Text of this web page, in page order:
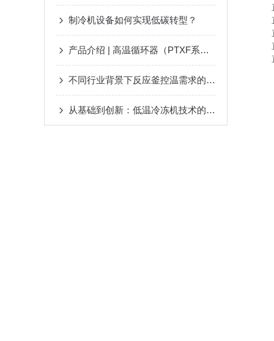
制冷机设备如何实现低碳转型？
产品介绍 | 高温循环器（PTXF系列）
不同行业背景下反应釜控温需求的差异性探讨
从基础到创新：低温冷冻机技术的未来发展趋势
直
直
直
直
直